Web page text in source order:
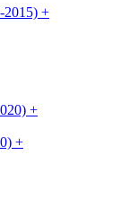
2015) +
+